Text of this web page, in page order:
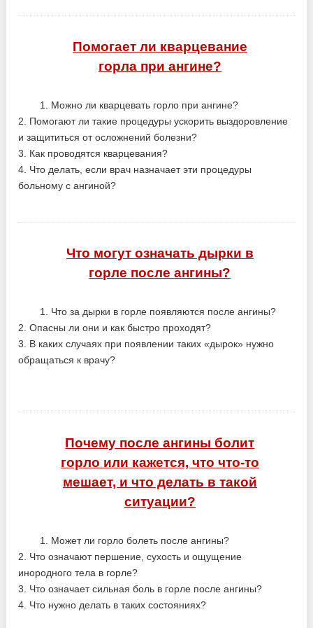
Помогает ли кварцевание
горла при ангине?
1. Можно ли кварцевать горло при ангине?
2. Помогают ли такие процедуры ускорить выздоровление
и защититься от осложнений болезни?
3. Как проводятся кварцевания?
4. Что делать, если врач назначает эти процедуры
больному с ангиной?
Что могут означать дырки в
горле после ангины?
1. Что за дырки в горле появляются после ангины?
2. Опасны ли они и как быстро проходят?
3. В каких случаях при появлении таких «дырок» нужно
обращаться к врачу?
Почему после ангины болит
горло или кажется, что что-то
мешает, и что делать в такой
ситуации?
1. Может ли горло болеть после ангины?
2. Что означают першение, сухость и ощущение
инородного тела в горле?
3. Что означает сильная боль в горле после ангины?
4. Что нужно делать в таких состояниях?